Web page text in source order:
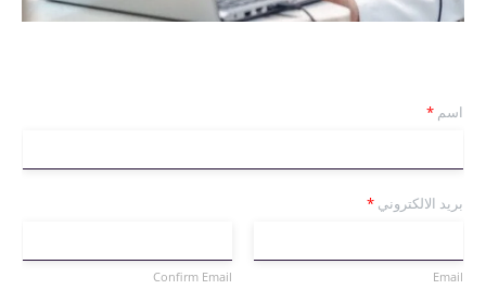
اسم *
بريد الالكتروني *
Email
Confirm Email